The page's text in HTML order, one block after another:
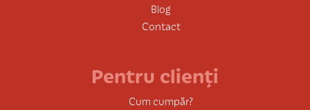
Blog
Contact
Pentru clienți
Cum cumpăr?